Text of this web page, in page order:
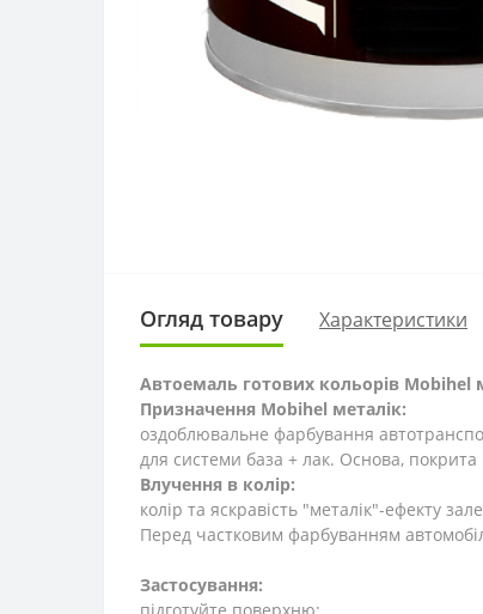
Огляд товару Характеристики
Автоемаль готових кольорів Mobihel
Призначення Mobihel металік:
оздоблювальне фарбування
для системи база + лак. Основа,
Влучення в колір:
колір та яскравість "металік"-ефекту
Перед частковим фарбуванням
Застосування: